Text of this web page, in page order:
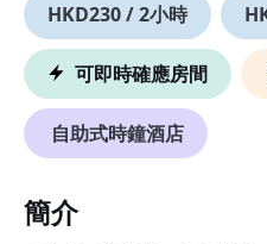
HKD230 / 2小時
可即時確應房間
自助式時鐘酒店
簡介